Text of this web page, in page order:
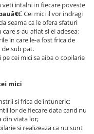
veti intalni in fiecare poveste
. Cei mici il vor indragi
seama ca le ofera sfaturi
s-au aflat si ei adesea:
in care le-a fost frica de
sub pat.
cei mici sa aiba o copilarie
mici
si frica de intuneric;
lor de fiecare data cand nu
din viata lor;
si realizeaza ca nu sunt